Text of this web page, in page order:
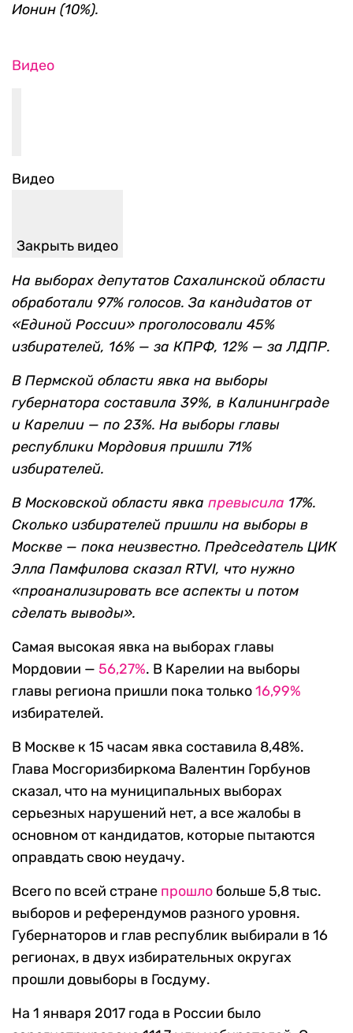
Ионин (10%).
Видео
Видео
Закрыть видео
На выборах депутатов Сахалинской области
обработали 97% голосов. За кандидатов от
«Единой России» проголосовали 45%
избирателей, 16% — за КПРФ, 12% — за ЛДПР.
В Пермской области явка на выборы
губернатора составила 39%, в Калининграде
и Карелии — по 23%. На выборы главы
республики Мордовия пришли 71%
избирателей.
В Московской области явка превысила 17%.
Сколько избирателей пришли на выборы в
Москве — пока неизвестно. Председатель ЦИК
Элла Памфилова сказал RTVI, что нужно
«проанализировать все аспекты и потом
сделать выводы».
Самая высокая явка на выборах главы
Мордовии — 56,27%. В Карелии на выборы
главы региона пришли пока только16,99%
избирателей.
В Москве к 15 часам явка составила 8,48%.
Глава Мосгоризбиркома Валентин Горбунов
сказал, что на муниципальных выборах
серьезных нарушений нет, а все жалобы в
основном от кандидатов, которые пытаются
оправдать свою неудачу.
Всего по всей стране прошло больше 5,8 тыс.
выборов и референдумов разного уровня.
Губернаторов и глав республик выбирали в 16
регионах, в двух избирательных округах
прошли довыборы в Госдуму.
На 1 января 2017 года в России было